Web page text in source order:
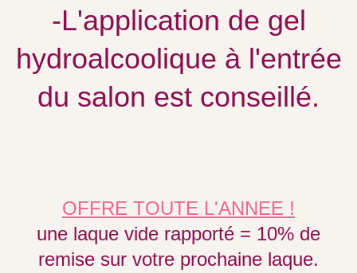
-L'application de gel
hydroalcoolique à l'entrée
du salon est conseillé.
OFFRE TOUTE L'ANNEE !
une laque vide rapporté = 10% de
remise sur votre prochaine laque.